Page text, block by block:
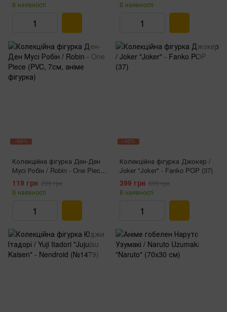
В наявності
В наявності
−60%
Колекційна фігурка Ден-Ден
Мусі Робін / Robin - One Piece
(PVC, 7см, аніме фігурка)
119 грн 299 грн
В наявності
−43%
Колекційна фігурка Джокер /
Joker "Joker" - Fanko POP (37)
399 грн 699 грн
В наявності